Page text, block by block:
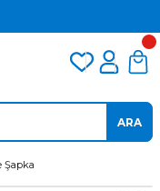
Regülatörü
ARA
Şapka